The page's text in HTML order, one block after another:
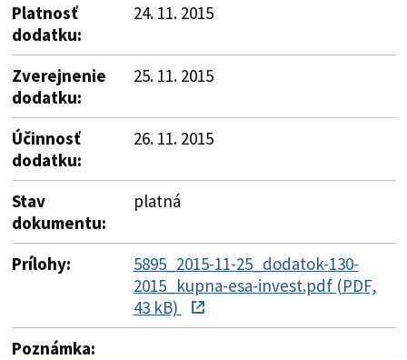
Platnosť
dodatku:
24. 11. 2015
Zverejnenie
dodatku:
25. 11. 2015
Účinnosť
dodatku:
26. 11. 2015
Stav
dokumentu:
platná
Prílohy:
5895_2015-11-25_dodatok-130-
2015_kupna-esa-invest.pdf (PDF,
43 kB)
Poznámka: